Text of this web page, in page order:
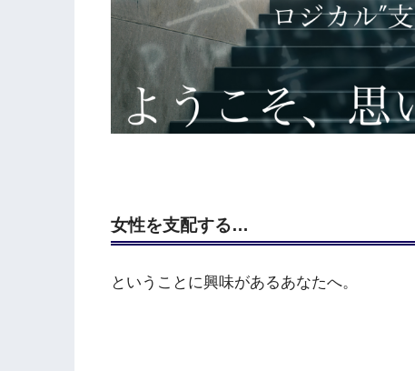
女性を支配する…
ということに興味があるあなたへ。